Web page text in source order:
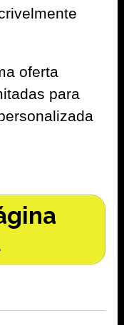
oferta
para